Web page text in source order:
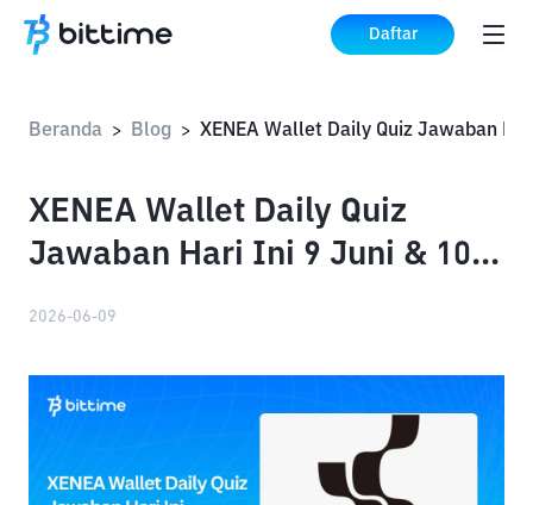
Daftar
Beranda > Blog >
XENEA Wallet Daily Quiz
Jawaban Hari Ini 9 Juni & 10
2026-06-09